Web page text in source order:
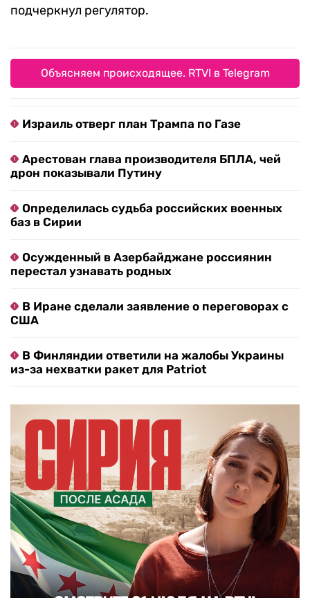
подчеркнул регулятор.
Объясняем происходящее. RTVI в Telegram
Израиль отверг план Трампа по Газе
Арестован глава производителя БПЛА, чей
дрон показывали Путину
Определилась судьба российских военных
баз в Сирии
Осужденный в Азербайджане россиянин
перестал узнавать родных
В Иране сделали заявление о переговорах с
США
В Финляндии ответили на жалобы Украины
из-за нехватки ракет для Patriot